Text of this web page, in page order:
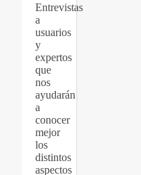
Entrevistas
a
usuarios
y
expertos
que
nos
ayudarán
a
conocer
mejor
los
distintos
aspectos